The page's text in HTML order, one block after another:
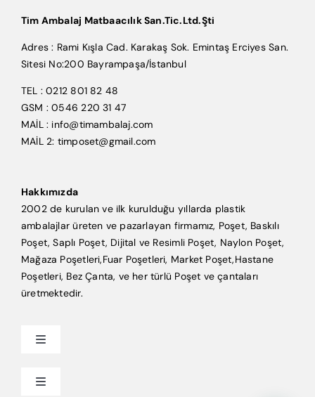
Tim Ambalaj Matbaacılık San.Tic.Ltd.Şti
Adres : Rami Kışla Cad. Karakaş Sok. Emintaş Erciyes San.
Sitesi No:200 Bayrampaşa/İstanbul
TEL : 0212 801 82 48
GSM : 0546 220 31 47
MAİL : info@timambalaj.com
MAİL 2: timposet@gmail.com
Hakkımızda
2002 de kurulan ve ilk kurulduğu yıllarda plastik
ambalajlar üreten ve pazarlayan firmamız, Poşet, Baskılı
Poşet, Saplı Poşet, Dijital ve Resimli Poşet, Naylon Poşet,
Mağaza Poşetleri,Fuar Poşetleri, Market Poşet,Hastane
Poşetleri, Bez Çanta, ve her türlü Poşet ve çantaları
üretmektedir.
Toggle
Anasayfa
Toggle